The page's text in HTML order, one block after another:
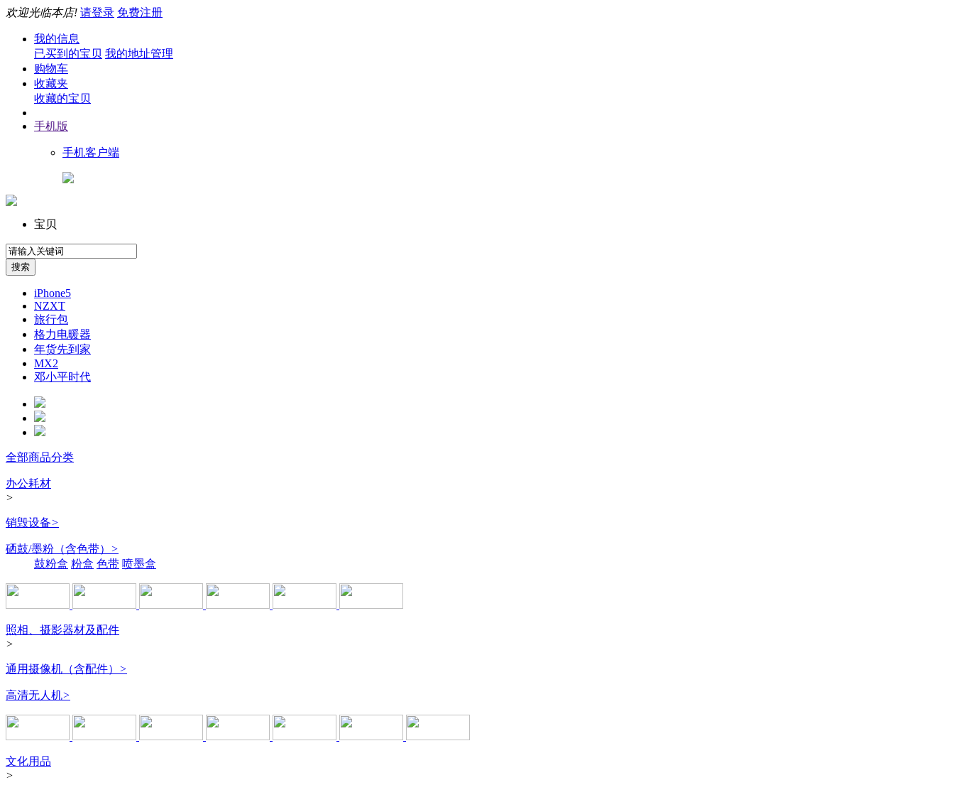
欢迎光临本店! 请登录 免费注册
我的信息
已买到的宝贝 我的地址管理
购物车
收藏夹
收藏的宝贝
手机版
手机客户端
宝贝
iPhone5
NZXT
旅行包
格力电暖器
年货先到家
MX2
邓小平时代
全部商品分类
办公耗材
>
销毁设备>
硒鼓/墨粉（含色带） >
鼓粉盒 粉盒 色带 喷墨盒
照相、摄影器材及配件
>
通用摄像机（含配件） >
高清无人机>
文化用品
>